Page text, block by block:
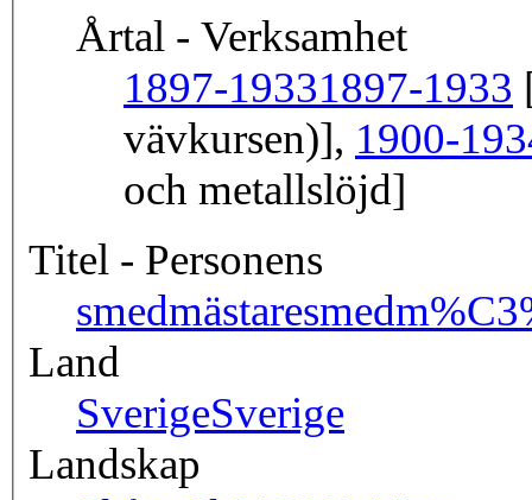
Årtal - Verksamhet
1897-19331897-1933
vävkursen)], 1900-
och metallslöjd]
Titel - Personens
smedmästare
Land
SverigeSverige
Landskap